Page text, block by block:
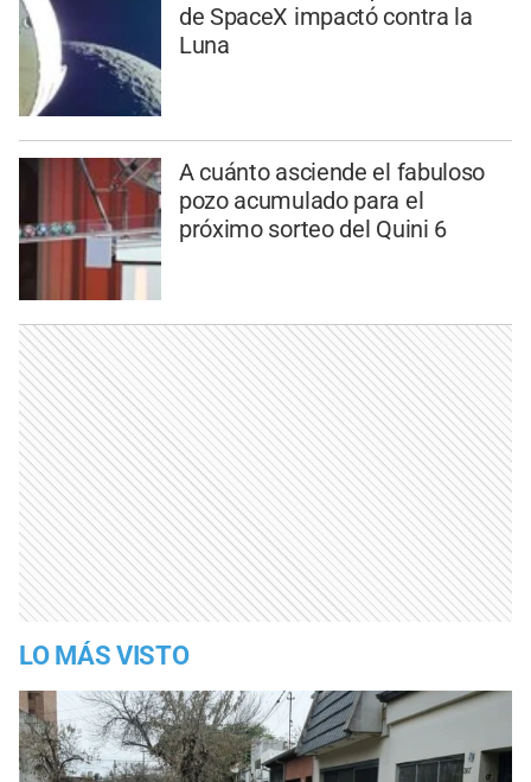
de SpaceX impactó contra la
Luna
A cuánto asciende el fabuloso
pozo acumulado para el
próximo sorteo del Quini 6
LO MÁS VISTO